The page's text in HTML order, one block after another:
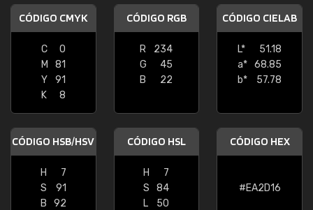
CÓDIGO CMYK
C
0
M
81
Y
91
K
8
CÓDIGO RGB
R
234
G
45
B
22
CÓDIGO CIELAB
L*
51.18
a* 68.85
b*
57.78
CÓDIGO HSB/HSV
H
7
S
91
B
92
CÓDIGO HSL
H
7
S
84
L
50
CÓDIGO HEX
#EA2D16